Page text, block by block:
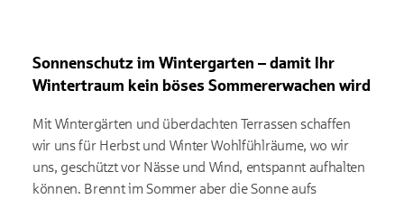
Sonnenschutz im Wintergarten – damit Ihr
Wintertraum kein böses Sommererwachen wird
Mit Wintergärten und überdachten Terrassen schaffen
wir uns für Herbst und Winter Wohlfühlräume, wo wir
uns, geschützt vor Nässe und Wind, entspannt aufhalten
können. Brennt im Sommer aber die Sonne aufs